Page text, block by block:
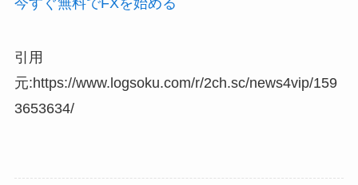
引用
元:https://www.logsoku.com/r/2ch.sc/news4vip/159
3653634/